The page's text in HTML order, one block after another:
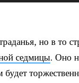
но в то
седмицы. Оно